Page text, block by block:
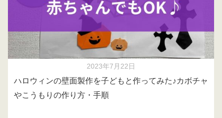
2023年7月22日
ハロウィンの壁面製作を子どもと作ってみた♪カボチャ
やこうもりの作り方・手順